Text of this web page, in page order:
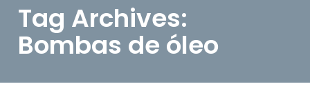
Tag Archives:
Bombas de óleo